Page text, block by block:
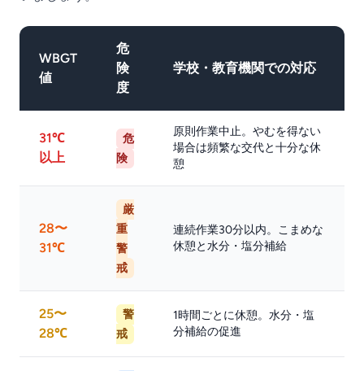
WBGT
値
危
険
度
学校・教育機関での対応
31℃
以上
危
険
原則作業中止。やむを得ない
場合は頻繁な交代と十分な休
憩
28〜
31℃
厳
重
警
戒
連続作業30分以内。こまめな
休憩と水分・塩分補給
25〜
28℃
警
戒
1時間ごとに休憩。水分・塩
分補給の促進